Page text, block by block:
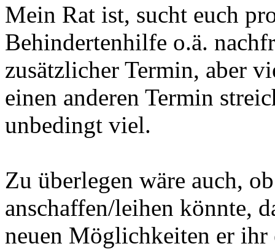
Mein Rat ist, sucht euch
Behindertenhilfe o.ä.
zusätzlicher Termin, aber
einen anderen Termin
unbedingt viel.
Zu überlegen wäre auch,
anschaffen/leihen könnte,
neuen Möglichkeiten er ihr